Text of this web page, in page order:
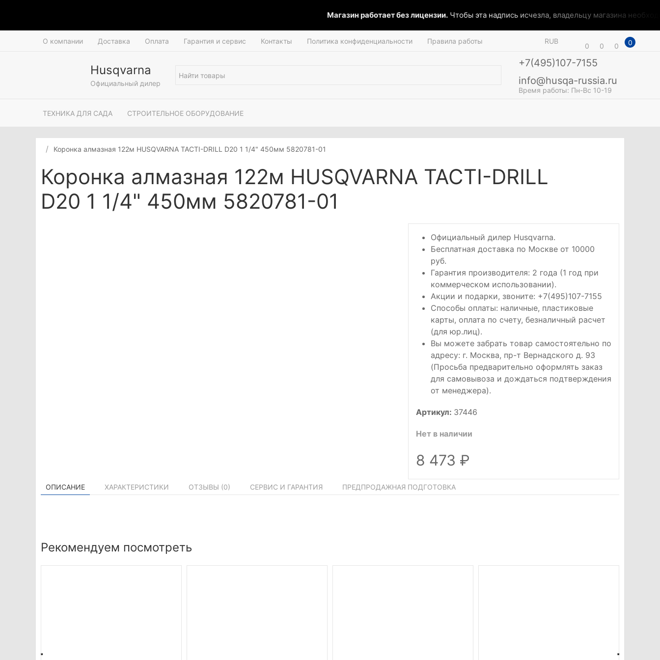
Магазин работает без лицензии.Чтобы эта надпись исчезла, владельцу магазина
О компании Доставка Оплата Гарантия и сервис Контакты Политика конфиденциальности Правила работы RUB
0 0 0 0
Husqvarna
Официальный дилер
+7(495)107-7155
info@husqa-russia.ru
Время работы: Пн-Вс 10-19
ТЕХНИКА ДЛЯ САДА СТРОИТЕЛЬНОЕ ОБОРУДОВАНИЕ
Коронка алмазная 122м HUSQVARNA TACTI-DRILL D20 1 1/4" 450мм 5820781-01
Коронка алмазная 122м HUSQVARNA TACTI-DRILL
D20 1 1/4" 450мм 5820781-01
Официальный дилер Husqvarna.
Бесплатная доставка по Москве от 10000
руб.
Гарантия производителя: 2 года (1 год при
коммерческом использовании).
Акции и подарки, звоните: +7(495)107-7155
Способы оплаты: наличные, пластиковые
карты, оплата по счету, безналичный расчет
(для юр.лиц).
Вы можете забрать товар самостоятельно по
адресу: г. Москва, пр-т Вернадского д. 93
(Просьба предварительно оформлять заказ
для самовывоза и дождаться подтверждения
от менеджера).
Артикул: 37446
Нет в наличии
8 473
ОПИСАНИЕ ХАРАКТЕРИСТИКИ ОТЗЫВЫ (0) СЕРВИС И ГАРАНТИЯ ПРЕДПРОДАЖНАЯ ПОДГОТОВКА
Рекомендуем посмотреть